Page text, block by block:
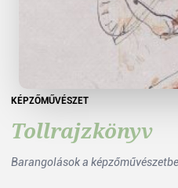
KÉPZŐMŰVÉSZET
Tollrajzkönyv
Barangolások a